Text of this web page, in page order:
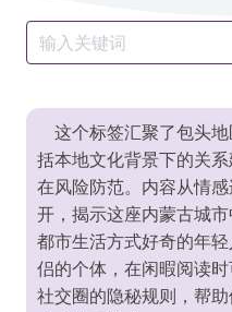
Search
for:
这个标签汇聚了包头
括本地文化背景下的关
在风险防范。内容从情
开，揭示这座内蒙古城
都市生活方式好奇的年
侣的个体，在闲暇阅读
社交圈的隐秘规则，帮